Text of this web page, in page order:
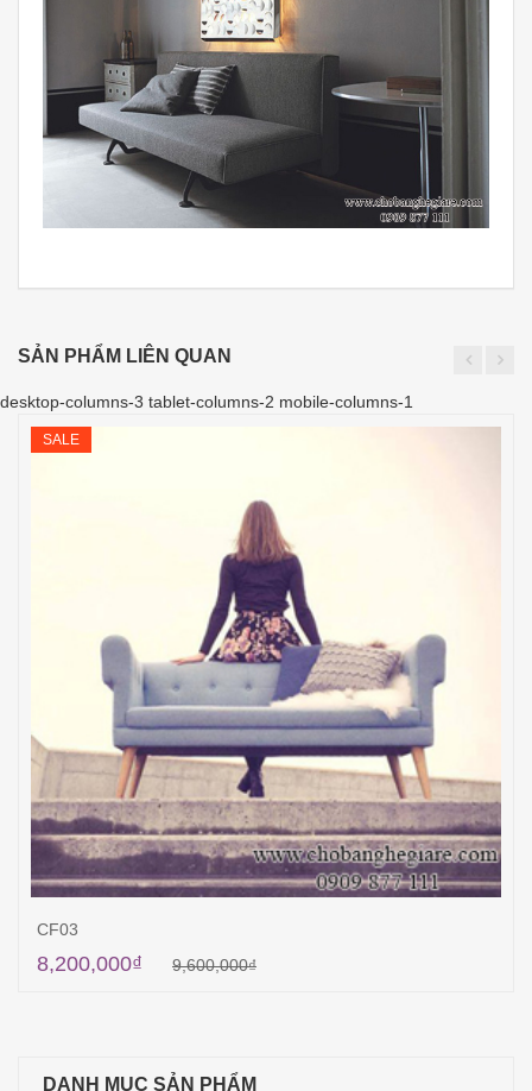
SẢN PHẨM LIÊN QUAN
desktop-columns-3 tablet-columns-2 mobile-columns-1
SALE
CF03
9,600,000₫
8,200,000₫
DANH MỤC SẢN PHẨM